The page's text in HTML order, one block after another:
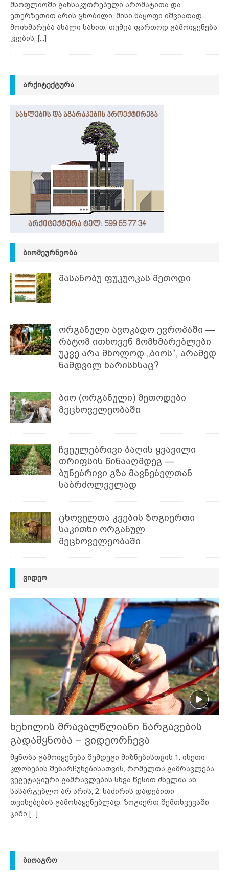
მსოფლიოში განსაკუთრებული არომატითა და
ეთერზეთით არის ცნობილი. მისი ნაყოფი იშვიათად
მოიხმარება ახალი სახით, თუმცა ფართოდ გამოიყენება
კვების,
[...]
ᲐᲠᲥᲘᲢᲔᲥᲢᲣᲠᲐ
ᲑᲘᲝᲛᲔᲣᲠᲜᲔᲝᲑᲐ
მასანობუ ფუკუოკას მეთოდი
ორგანული ავოკადო ევროპაში —
რატომ ითხოვენ მომხმარებლები
უკვე არა მხოლოდ „ბიოს“, არამედ
ნამდვილ ხარისხსაც?
ბიო (ორგანული) მეთოდები
მეცხოველეობაში
ჩვეულებრივი ბაღის ყვავილი
თრიფსის წინააღმდეგ —
ბუნებრივი გზა მავნებელთან
საბრძოლველად
ცხოველთა კვების ზოგიერთი
საკითხი ორგანულ
მეცხოველეობაში
ᲕᲘᲓᲔᲝ
ხეხილის მრავალწლიანი ნარგავების
გადამყნობა – ვიდეორჩევა
მყნობა გამოიყენება შემდეგი მიზნებისთვის 1. ისეთი
კლონების შენარჩუნებისათვის, რომელთა გამრავლება
ვეგეტაციური გამრავლების სხვა წესით ძნელია ან
სასარგებლო არ არის; 2. საძირის დადებითი
თვისებების გამოსაყენებლად. ზოგიერთ შემთხვევაში
ჯიში [...]
ᲑᲘᲝᲐᲒᲠᲝ